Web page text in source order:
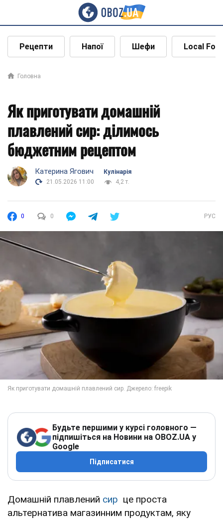
Рецепти Напої Шефи Local
Головна
Як приготувати домашній
плавлений сир: ділимось
бюджетним рецептом
Катерина Ягович
Кулінарія
21.05.2026 11:00
4,2 т.
0 0 РУС
Будьте першими у курсі головного —
підпишіться на Новини на OBOZ.UA у
Google
Підписатися
Домашній плавлений сир це проста
альтернатива магазинним продуктам, яку